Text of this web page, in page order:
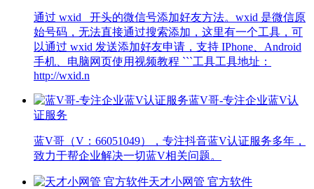
通过 wxid_ 开头的微信号添加好友方法。wxid 是微信原
始号码，无法直接通过搜索添加，这里有一个工具，可
以通过 wxid 发送添加好友申请，支持 IPhone、Android
手机、电脑网页使用视频教程 ```工具工具地址：
http://wxid.n
蓝V哥-专注企业蓝V认
证服务
蓝V哥（V：66051049），专注抖音蓝V认证服务多年，
致力于帮企业解决一切蓝V相关问题。
天才小网管 官方软件